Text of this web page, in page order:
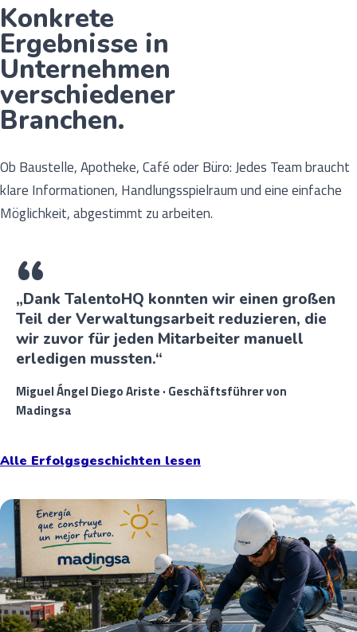
Konkrete
Ergebnisse in
Unternehmen
verschiedener
Branchen.
Ob Baustelle, Apotheke, Café oder Büro: Jedes Team braucht
klare Informationen, Handlungsspielraum und eine einfache
Möglichkeit, abgestimmt zu arbeiten.
„Dank TalentoHQ konnten wir einen großen
Teil der Verwaltungsarbeit reduzieren, die
wir zuvor für jeden Mitarbeiter manuell
erledigen mussten.“
Miguel Ángel Diego Ariste · Geschäftsführer von
Madingsa
Alle Erfolgsgeschichten lesen